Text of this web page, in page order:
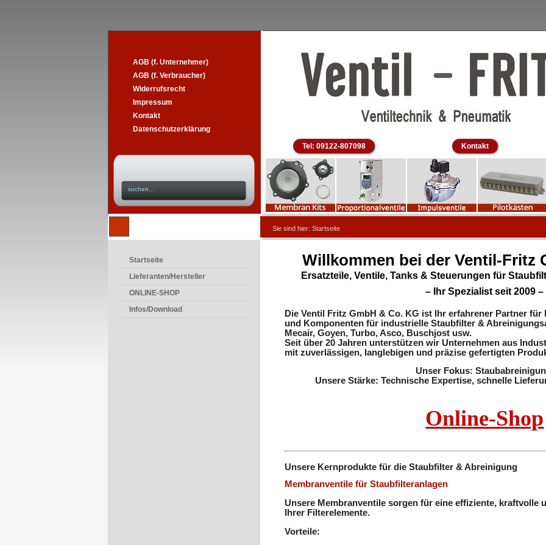
AGB (f. Unternehmer)
AGB (f. Verbraucher)
Widerrufsrecht
Impressum
Kontakt
Datenschutzerklärung
Tel: 09122-807098
Kontakt
Sie sind hier: Startseite
Startseite
Lieferanten/Hersteller
ONLINE-SHOP
Infos/Download
Willkommen bei der Ventil-Fritz
Ersatzteile, Ventile, Tanks & Steuerungen für
– Ihr Spezialist seit 2009 –
Die Ventil Fritz GmbH & Co. KG ist Ihr erfahrener Partner
und Komponenten für industrielle Staubfilter &
Mecair, Goyen, Turbo, Asco, Buschjost usw.
Seit über 20 Jahren unterstützen wir Unternehmen aus
mit zuverlässigen, langlebigen und präzise gefertigten
Unser Fokus:
Unsere Stärke: Technische Expertise, schnelle
Online-Shop
Unsere Kernprodukte für die Staubfilter & Abreinigung
Membranventile für Staubfilteranlagen
Unsere Membranventile sorgen für eine effiziente, kraftvolle
Ihrer Filterelemente.
Vorteile: